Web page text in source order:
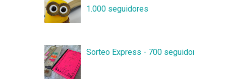
1.000 seguidores
Sorteo Express - 700 seguidores